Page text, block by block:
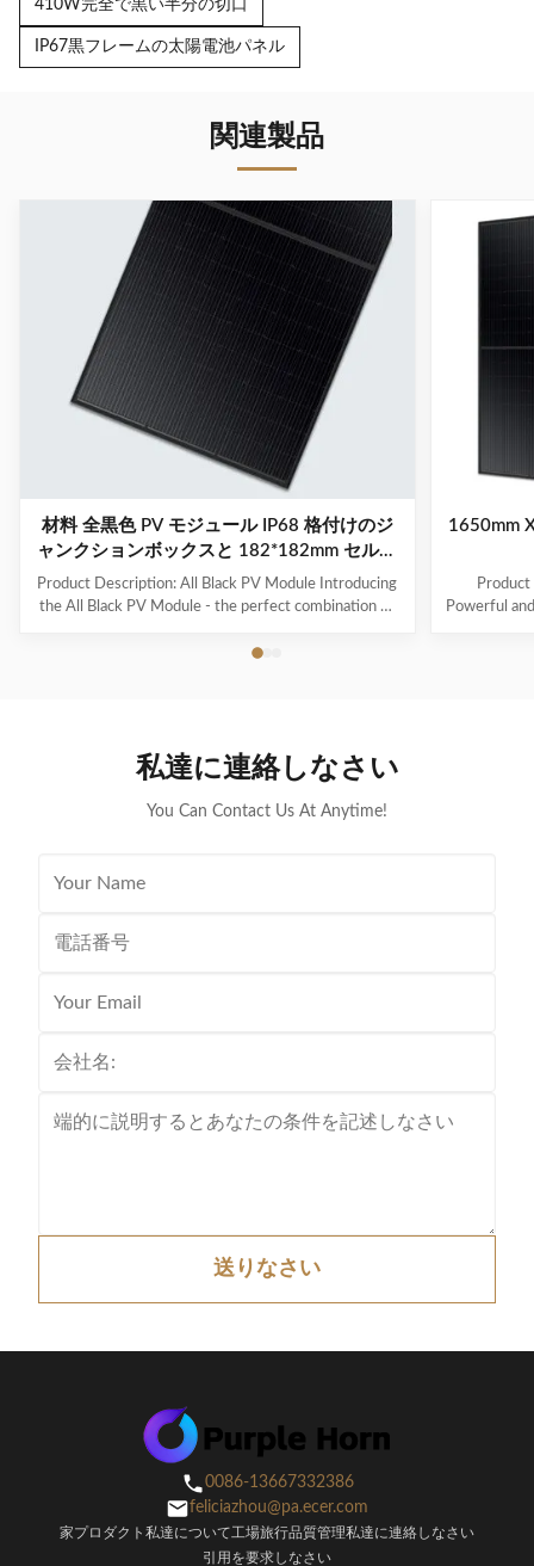
410W完全で黒い半分の切口
IP67黒フレームの太陽電池パネル
関連製品
材料 全黒色 PV モジュール IP68 格付けのジ
ャンクションボックスと 182*182mm セルサ
イズ
Product Description: All Black PV Module Introducing
the All Black PV Module - the perfect combination of
not only provide you with reliable and efficient solar
which ensures superior performance and durability
1650mm
Powerful
私達に連絡しなさい
You Can Contact Us At Anytime!
送りなさい
0086-13667332386
feliciazhou@pa.ecer.com
家プロダクト 私達について工場旅行品質管理私達に連絡しなさい
引用を要求しなさい